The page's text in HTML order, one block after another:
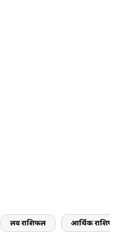
लव राशिफल आर्थिक